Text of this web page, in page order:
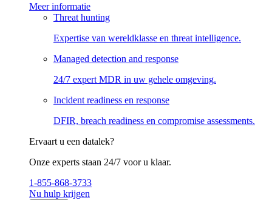
Meer informatie
Threat hunting
Expertise van wereldklasse en threat intelligence.
Managed detection and response
24/7 expert MDR in uw gehele omgeving.
Incident readiness en response
DFIR, breach readiness en compromise assessments.
Ervaart u een datalek?
Onze experts staan 24/7 voor u klaar.
1-855-868-3733
Nu hulp krijgen